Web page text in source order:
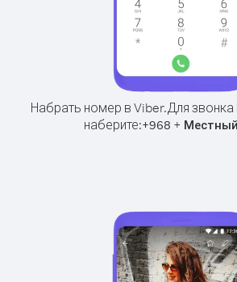
Набрать номер в Viber.Для
наберите:+968 +